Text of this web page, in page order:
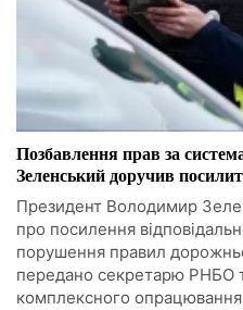
Позбавлення прав за
Зеленський доручив
Президент Володимир
про посилення
порушення правил
передано секретарю РНБО
комплексного